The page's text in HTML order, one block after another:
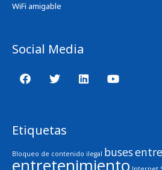
WiFi amigable
Social Media
Etiquetas
Bloqueo de contenido ilegal buses
entretenimiento